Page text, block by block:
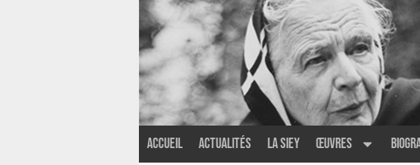
Accueil Actualités La SIEY Œuvres